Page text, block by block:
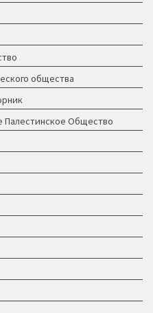
общества
Палестинское Общество